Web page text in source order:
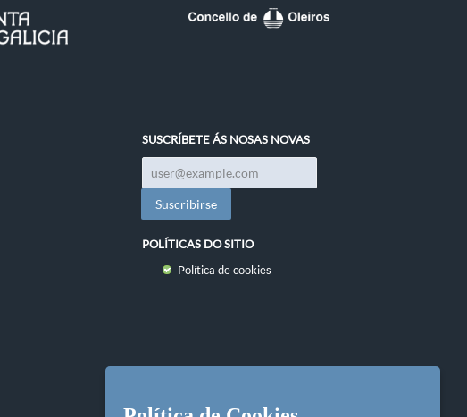
SUSCRÍBETE ÁS NOSAS NOVAS
POLÍTICAS DO SITIO
Política de cookies